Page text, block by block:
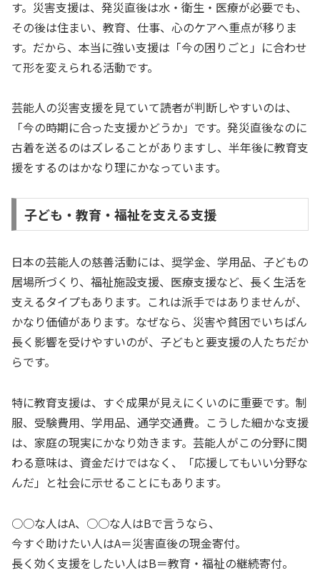
す。災害支援は、発災直後は水・衛生・医療が必要でも、
その後は住まい、教育、仕事、心のケアへ重点が移りま
す。だから、本当に強い支援は「今の困りごと」に合わせ
て形を変えられる活動です。
芸能人の災害支援を見ていて読者が判断しやすいのは、
「今の時期に合った支援かどうか」です。発災直後なのに
古着を送るのはズレることがありますし、半年後に教育支
援をするのはかなり理にかなっています。
子ども・教育・福祉を支える支援
日本の芸能人の慈善活動には、奨学金、学用品、子どもの
居場所づくり、福祉施設支援、医療支援など、長く生活を
支えるタイプもあります。これは派手ではありませんが、
かなり価値があります。なぜなら、災害や貧困でいちばん
長く影響を受けやすいのが、子どもと要支援の人たちだか
らです。
特に教育支援は、すぐ成果が見えにくいのに重要です。制
服、受験費用、学用品、通学交通費。こうした細かな支援
は、家庭の現実にかなり効きます。芸能人がこの分野に関
わる意味は、資金だけではなく、「応援してもいい分野な
んだ」と社会に示せることにもあります。
○○な人はA、○○な人はBで言うなら、
今すぐ助けたい人はA＝災害直後の現金寄付。
長く効く支援をしたい人はB＝教育・福祉の継続寄付。